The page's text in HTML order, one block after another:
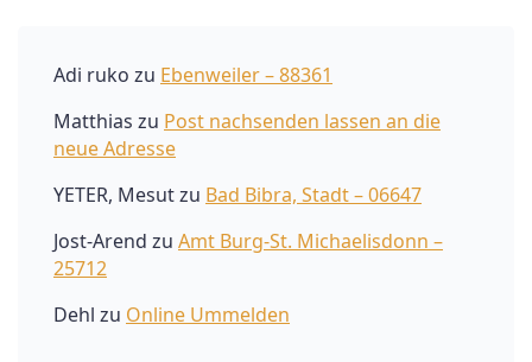
Adi ruko zu Ebenweiler – 88361
Matthias zu Post nachsenden lassen an die
neue Adresse
YETER, Mesutzu Bad Bibra, Stadt – 06647
Jost-Arend zu Amt Burg-St. Michaelisdonn –
25712
Dehl zu Online Ummelden